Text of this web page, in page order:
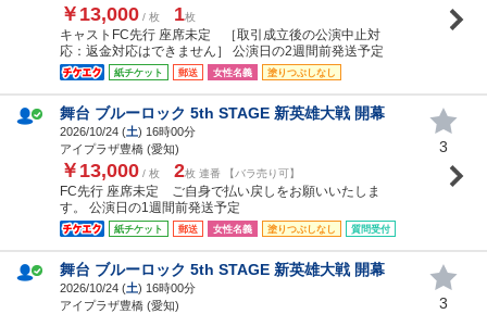
￥13,000 / 枚 1枚
キャストFC先行 座席未定 ［取引成立後の公演中止対
応：返金対応はできません］ 公演日の2週間前発送予定
紙チケット 郵送 女性名義 塗りつぶしなし
舞台 ブルーロック 5th STAGE 新英雄大戦 開幕
2026/10/24 (土) 16時00分
アイプラザ豊橋 (愛知)
￥13,000 / 枚 2枚 連番 【バラ売り可】
FC先行 座席未定 ご自身で払い戻しをお願いいたしま
す。 公演日の1週間前発送予定
紙チケット 郵送 女性名義 塗りつぶしなし 質問受付
3
舞台 ブルーロック 5th STAGE 新英雄大戦 開幕
2026/10/24 (土) 16時00分
アイプラザ豊橋 (愛知)
3